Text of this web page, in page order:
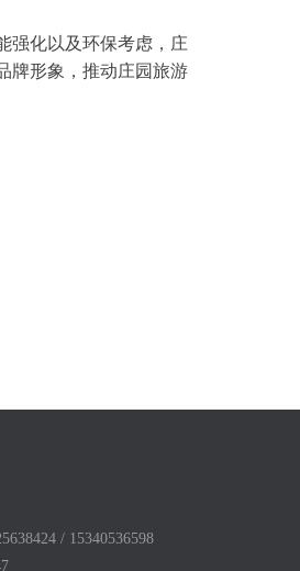
强化以及环保考虑，庄
牌形象，推动庄园旅游
/ 15340536598